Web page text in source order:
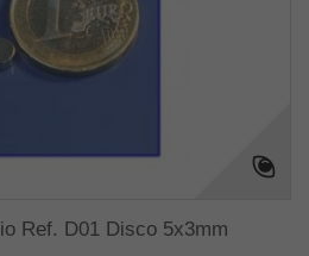
Ref. D01 Disco 5x3mm